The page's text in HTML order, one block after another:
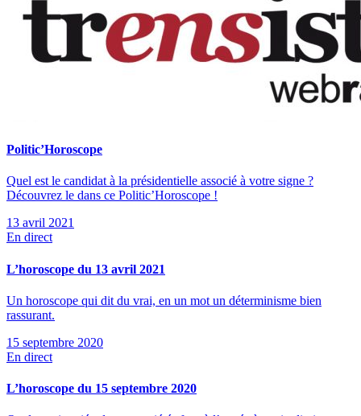
Politic’Horoscope
Quel est le candidat à la présidentielle associé à votre signe ?
Découvrez le dans ce Politic’Horoscope !
13 avril 2021
En direct
L’horoscope du 13 avril 2021
Un horoscope qui dit du vrai, en un mot un déterminisme bien
rassurant.
15 septembre 2020
En direct
L’horoscope du 15 septembre 2020